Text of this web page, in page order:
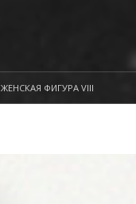
ЖЕНСКАЯ ФИГУРА VIII